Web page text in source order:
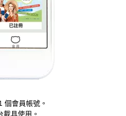
個會員帳號。
具使用。